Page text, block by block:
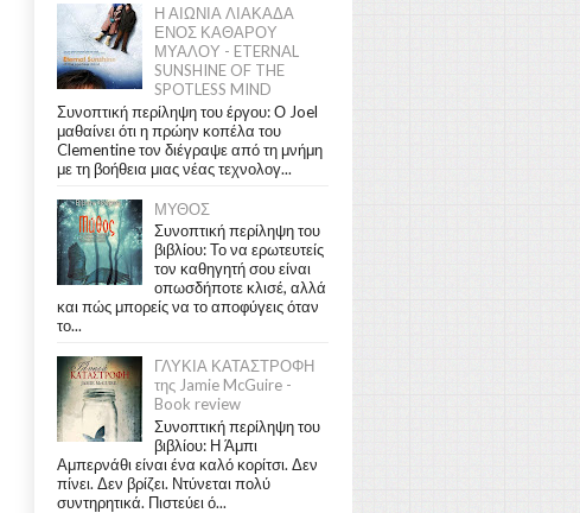
Η ΑΙΩΝΙΑ ΛΙΑΚΑΔΑ
ΕΝΟΣ ΚΑΘΑΡΟΥ
ΜΥΑΛΟΥ - ETERNAL
SUNSHINE OF THE
SPOTLESS MIND
Συνοπτική περίληψη του έργου: Ο Joel
μαθαίνει ότι η πρώην κοπέλα του
Clementine τον διέγραψε από τη μνήμη
με τη βοήθεια μιας νέας τεχνολογ...
ΜΥΘΟΣ
Συνοπτική περίληψη του
βιβλίου: Το να ερωτευτείς
τον καθηγητή σου είναι
οπωσδήποτε κλισέ, αλλά
και πώς μπορείς να το αποφύγεις όταν
το...
ΓΛΥΚΙΑ ΚΑΤΑΣΤΡΟΦΗ
της Jamie McGuire -
Book review
Συνοπτική περίληψη του
βιβλίου: Η Άμπι
Αμπερνάθι είναι ένα καλό κορίτσι. Δεν
πίνει. Δεν βρίζει. Ντύνεται πολύ
συντηρητικά. Πιστεύει ό...